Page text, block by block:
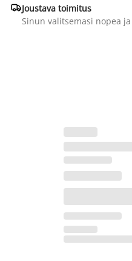
Joustava toimitus
Sinun valitsemasi nopea